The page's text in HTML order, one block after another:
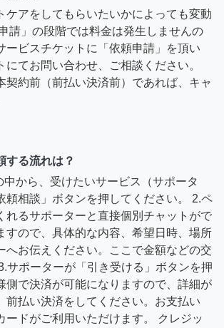
ケアをしてもらいたいかによっても変動
請」の段階では料金は発生しませんの
ービスチケットに「依頼申請」を頂い
にてお問い合わせ、ご相談ください。
約前（前払い決済前）であれば、キャ
する流れは？
中から、受けたいサービス（サポータ
頼相談」ボタンを押してください。 2.ペ
れるサポーターと直接個別チャットがで
すので、具体的な内容、希望日時、場所
へお伝えください。ここで金額などの交
サポーターが「引き受ける」ボタンを押
側で決済が可能になりますので、詳細が
前払い決済をしてください。お支払い
ードがご利用いただけます。 クレジッ